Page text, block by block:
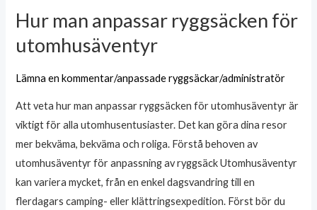
Hur man anpassar ryggsäcken för
utomhusäventyr
Lämna en kommentar/anpassade ryggsäckar/administratör
Att veta hur man anpassar ryggsäcken för utomhusäventyr är
viktigt för alla utomhusentusiaster. Det kan göra dina resor
mer bekväma, bekväma och roliga. Förstå behoven av
utomhusäventyr för anpassning av ryggsäck Utomhusäventyr
kan variera mycket, från en enkel dagsvandring till en
flerdagars camping- eller klättringsexpedition. Först bör du
Hur
anpassar
ryggsäcken
utomhusäventyr